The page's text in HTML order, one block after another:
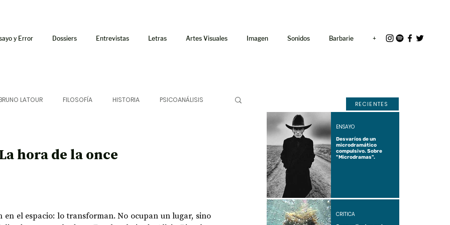
y Error Dossiers Entrevistas Letras Artes Visuales Imagen Sonidos Barbarie +
LATOUR FILOSOFÍA HISTORIA PSICOANÁLISIS
AFUERISMOS POESÍA ENSAYO
hora de la once
en el espacio: lo transforman. No ocupan un lugar, sino
RECIENTES
Desvaríos de un
microdramático
compulsivo. Sobre
"Microdramas".
ENSAYO
CRÍTICA